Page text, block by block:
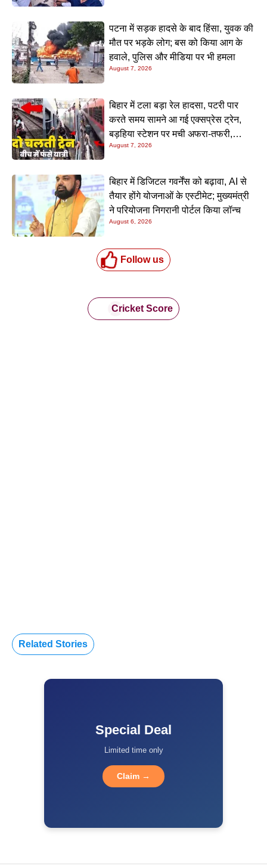
पटना में सड़क हादसे के बाद हिंसा, युवक की
मौत पर भड़के लोग; बस को किया आग के
हवाले, पुलिस और मीडिया पर भी हमला
August 7, 2026
बिहार में टला बड़ा रेल हादसा, पटरी पार
करते समय सामने आ गई एक्सप्रेस ट्रेन,
बड़हिया स्टेशन पर मची अफरा-तफरी,
यात्रियों की लापरवाही आई सामने
August 7, 2026
बिहार में डिजिटल गवर्नेंस को बढ़ावा, AI से
तैयार होंगे योजनाओं के एस्टीमेट; मुख्यमंत्री
ने परियोजना निगरानी पोर्टल किया लॉन्च
August 6, 2026
Follow us
Cricket Score
Related Stories
Special Deal
Limited time only
Claim →